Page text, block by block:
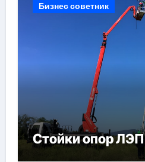
Бизнес советник
Стойки опор ЛЭП